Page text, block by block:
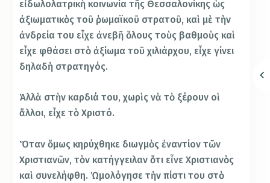
εἰδωλολατρικὴ κοινωνία τῆς Θεσσαλονίκης ὡς
ἀξιωματικὸς τοῦ ῥω­μαϊκοῦ στρατοῦ, καὶ μὲ τὴν
ἀνδρεία του εἶχε ἀνεβῆ ὅλους τοὺς βαθμοὺς καὶ
εἶχε φθάσει στὸ ἀξίωμα τοῦ χιλιάρχου, εἶχε γίνει
δηλα­δὴ στρατηγός.
Ἀλλὰ στὴν καρδιά του, χωρὶς νὰ τὸ ξέρουν οἱ
ἄλλοι, εἶχε τὸ Χριστό.
Ὅταν ὅμως κηρύχθηκε διωγμὸς ἐναντίον τῶν
Χριστια­νῶν, τὸν κατήγγειλαν ὅτι εἶνε Χριστιανὸς
καὶ συν­ελήφθη. Ὡμολόγησε τὴν πίστι του στὸ